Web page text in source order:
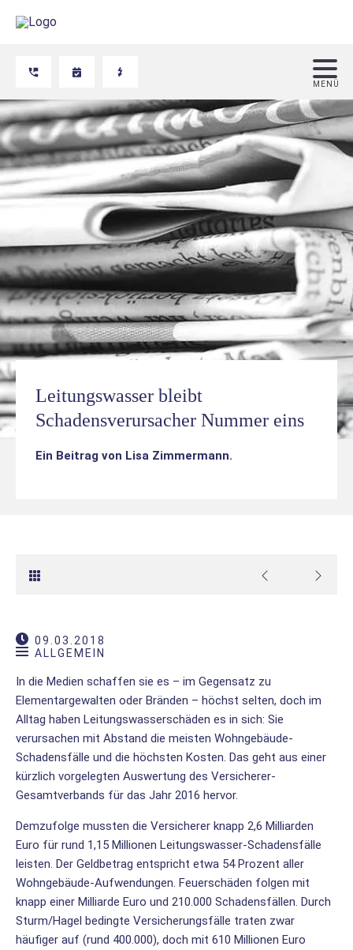
Leitungswasser bleibt
Schadensverursacher Nummer eins
Ein Beitrag von Lisa Zimmermann.
09.03.2018
ALLGEMEIN
In die Medien schaffen sie es – im Gegensatz zu
Elementargewalten oder Bränden – höchst selten, doch im
Alltag haben Leitungswasserschäden es in sich: Sie
verursachen mit Abstand die meisten Wohngebäude-
Schadensfälle und die höchsten Kosten. Das geht aus einer
kürzlich vorgelegten Auswertung des Versicherer-
Gesamtverbands für das Jahr 2016 hervor.
Demzufolge mussten die Versicherer knapp 2,6 Milliarden
Euro für rund 1,15 Millionen Leitungswasser-Schadensfälle
leisten. Der Geldbetrag entspricht etwa 54 Prozent aller
Wohngebäude-Aufwendungen. Feuerschäden folgen mit
knapp einer Milliarde Euro und 210.000 Schadensfällen. Durch
Sturm/Hagel bedingte Versicherungsfälle traten zwar
häufiger auf (rund 400.000), doch mit 610 Millionen Euro